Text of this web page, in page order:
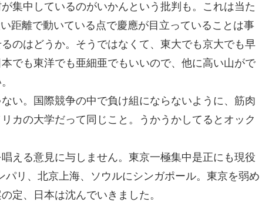
集中しているのがいかんという批判も。これは当た
距離で動いている点で慶應が目立っていることは事
のはどうか。そうではなくて、東大でも京大でも早
でも東洋でも亜細亜でもいいので、他に高い山がで
い。国際競争の中で負け組にならないように、筋肉
カの大学だって同じこと。うかうかしてるとオック
える意見に与しません。東京一極集中是正にも現役
リ、北京上海、ソウルにシンガポール。東京を弱め
定、日本は沈んでいきました。